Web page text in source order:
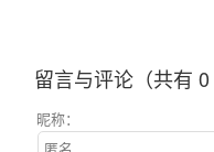
留言与评论（共有 0
昵称：